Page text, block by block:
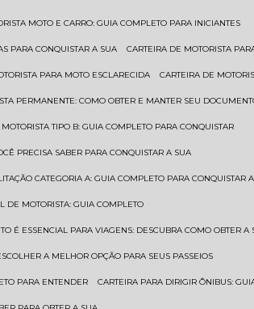
MOTO E CARRO: GUIA COMPLETO PARA INICIANTES
PARA CONQUISTAR A SUA CARTEIRA DE MOTORISTA
PARA MOTO ESCLARECIDA CARTEIRA DE
PERMANENTE: COMO OBTER E MANTER SEU
MOTORISTA TIPO B: GUIA COMPLETO PARA CONQUISTAR
PRECISA SABER PARA CONQUISTAR A SUA
CATEGORIA A: GUIA COMPLETO PARA CONQUISTAR
DE MOTORISTA: GUIA COMPLETO
É ESSENCIAL PARA VIAGENS: DESCUBRA COMO OBTER A
A MELHOR OPÇÃO PARA SEUS PASSEIOS
PARA ENTENDER CARTEIRA PARA DIRIGIR ÔNIBUS: